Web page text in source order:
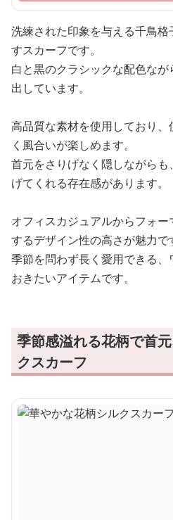
洗練された印象を与える千鳥
すスカーフです。
白と黒のクラシックな配色な
出しています。
高品質な素材を使用しており
く風合いが楽しめます。
首元をさりげなく隠しながら
げてくれる存在感があります。
オフィスカジュアルからフォ
するデザイン性の高さが魅力で
季節を問わず長く愛用できる
おきたいアイテムです。
季節感溢れる花柄で首
クスカーフ